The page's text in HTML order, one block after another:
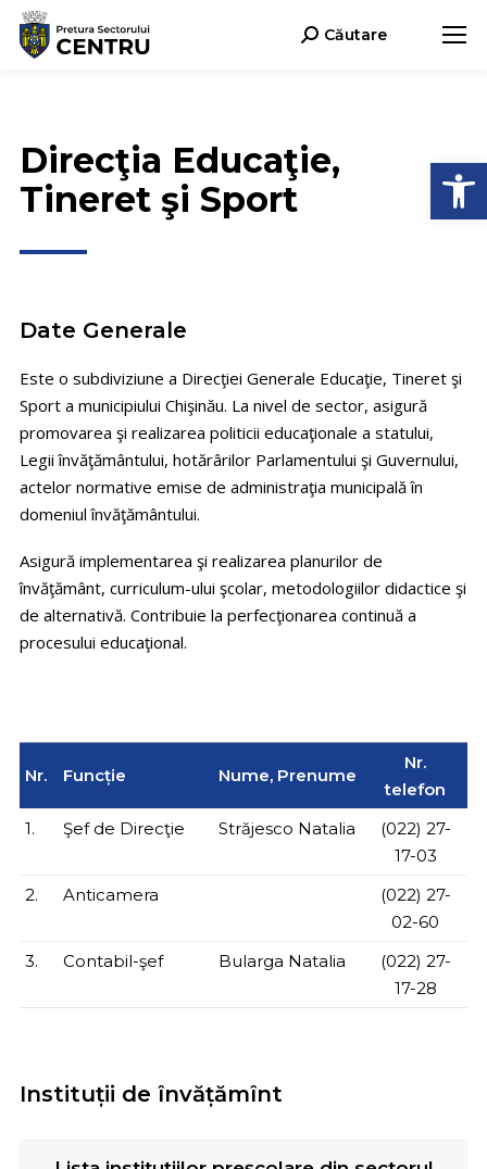
Search:Căutare
Direcţia Educaţie,
Tineret şi Sport
Date Generale
Este o subdiviziune a Direcţiei Generale Educaţie, Tineret şi
Sport a municipiului Chişinău. La nivel de sector, asigură
promovarea şi realizarea politicii educaţionale a statului,
Legii învăţământului, hotărârilor Parlamentului şi Guvernului,
actelor normative emise de administraţia municipală în
domeniul învăţământului.
Asigură implementarea şi realizarea planurilor de
învăţământ, curriculum-ului şcolar, metodologiilor didactice şi
de alternativă. Contribuie la perfecţionarea continuă a
procesului educaţional.
Nr. Funcție Nume, Prenume
Nr.
telefon
1.
Şef de Direcţie Străjesco Natalia
(022) 27-
17-03
2.
Anticamera
(022) 27-
02-60
3.
Contabil-şef Bularga Natalia
(022) 27-
17-28
Instituții de învățămînt